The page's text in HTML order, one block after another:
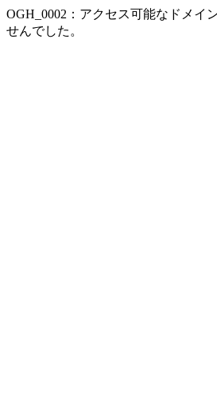
OGH_0002：アクセス可能なドメイ
せんでした。